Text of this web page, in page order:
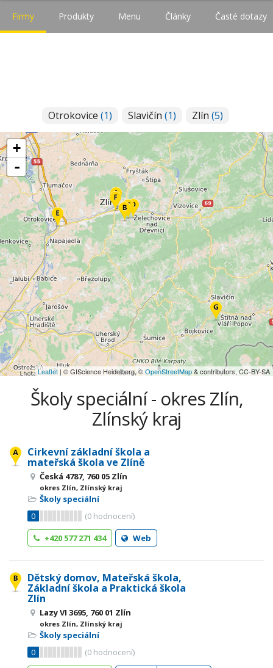
Firmy Produkty Menu Články Časté dotazy
Otrokovice (1) Slavičín (1) Zlín (5)
+
-
Leaflet| © GIScience Heidelberg, ©OpenStreetMap& contributors, CC-BY-SA
Školy speciální - okres Zlín,
Zlínský kraj
Cirkevní základní škola a
mateřská škola ve Zlíně
Česká 4787, 760 05 Zlín
okres Zlín, Zlínský kraj
Školy speciální
0
(0 hodnocení)
+420 577 271 434
Web
Dětský domov, Mateřská škola,
Základní škola a Praktická škola
Zlín
Lazy VI 3695, 760 01 Zlín
okres Zlín, Zlínský kraj
Školy speciální
0
(0 hodnocení)